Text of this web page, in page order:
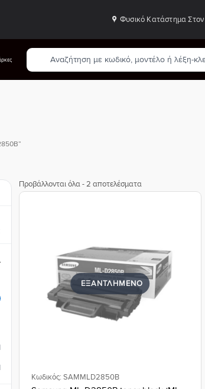
Φυσικό Κατάστημα Στον
Αναζήτηση
προϊόντων
Προβάλλονται όλα - 2 αποτελέσματα
ΕΞΑΝΤΛΗΜΈΝΟ
Κωδικός: SAMMLD2850B